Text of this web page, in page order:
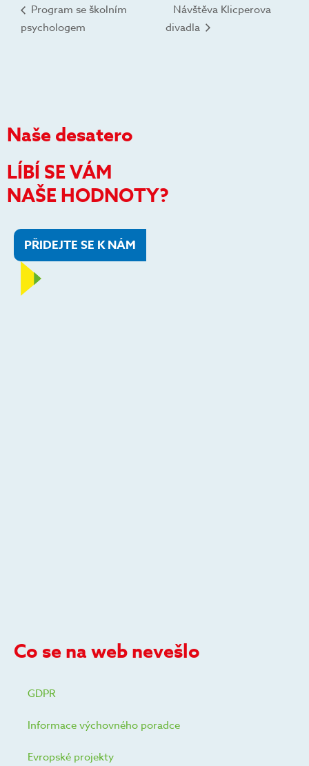
Program se školním
psychologem
Návštěva Klicperova
divadla
Naše desatero
LÍBÍ SE VÁM
NAŠE HODNOTY?
PŘIDEJTE SE K NÁM
Co se na web nevešlo
GDPR
Informace výchovného poradce
Evropské projekty